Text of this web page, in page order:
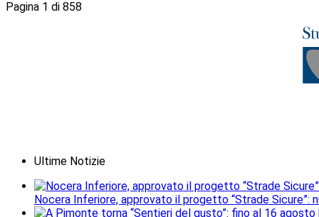
Pagina 1 di 858
Ultime Notizie
Nocera Inferiore, approvato il progetto “Strade